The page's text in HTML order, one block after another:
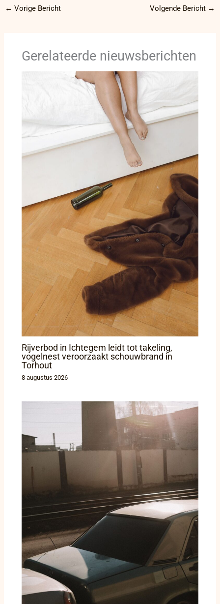
← Vorige Bericht Volgende Bericht →
Gerelateerde nieuwsberichten
Rijverbod in Ichtegem leidt tot takeling,
vogelnest veroorzaakt schouwbrand in
Torhout
8 augustus 2026